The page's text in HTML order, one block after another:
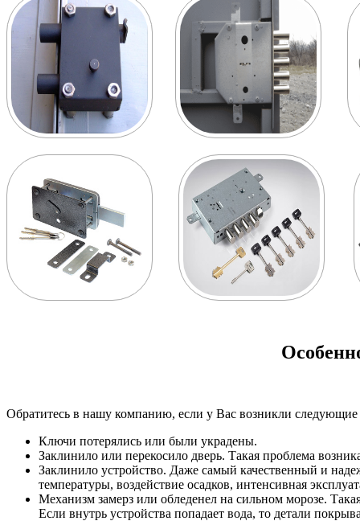
Обратитесь в нашу компанию, если у Вас возникли
Ключи потерялись или были украдены.
Заклинило или перекосило дверь. Такая проблема
Заклинило устройство. Даже самый качественный и
температуры, воздействие осадков, интенсивная
Механизм замерз или обледенел на сильном морозе.
Если внутрь устройства попадает вода, то детали